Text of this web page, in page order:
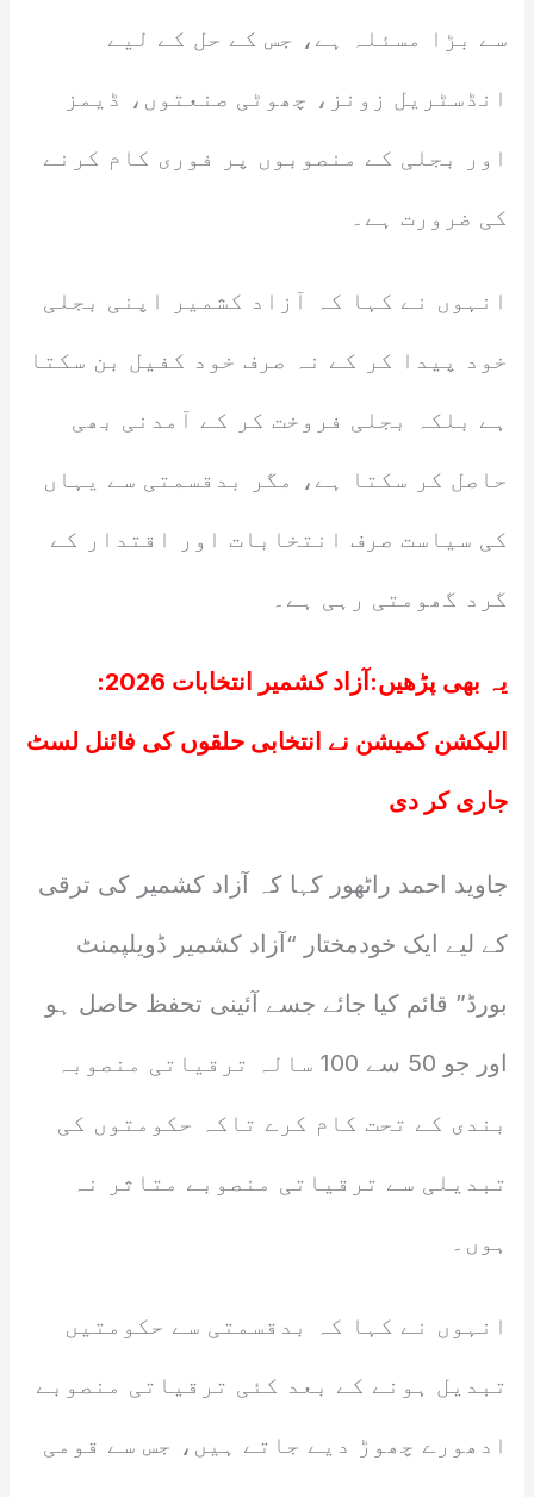
سے بڑا مسئلہ ہے، جس کے حل کے لیے
انڈسٹریل زونز، چھوٹی صنعتوں، ڈیمز
اور بجلی کے منصوبوں پر فوری کام کرنے
کی ضرورت ہے۔
انہوں نے کہا کہ آزاد کشمیر اپنی بجلی
خود پیدا کر کے نہ صرف خود کفیل بن سکتا
ہے بلکہ بجلی فروخت کر کے آمدنی بھی
حاصل کر سکتا ہے، مگر بدقسمتی سے یہاں
کی سیاست صرف انتخابات اور اقتدار کے
گرد گھومتی رہی ہے۔
یہ بھی پڑھیں: آزاد کشمیر انتخابات 2026:
الیکشن کمیشن نے انتخابی حلقوں کی فائنل لسٹ
جاری کر دی
جاوید احمد راٹھور کہا کہ آزاد کشمیر کی ترقی
کے لیے ایک خودمختار “آزاد کشمیر ڈویلپمنٹ
بورڈ” قائم کیا جائے جسے آئینی تحفظ حاصل ہو
اور جو 50 سے 100 سالہ ترقیاتی منصوبہ
بندی کے تحت کام کرے تاکہ حکومتوں کی
تبدیلی سے ترقیاتی منصوبے متاثر نہ
ہوں۔
انہوں نے کہا کہ بدقسمتی سے حکومتیں
تبدیل ہونے کے بعد کئی ترقیاتی منصوبے
ادھورے چھوڑ دیے جاتے ہیں، جس سے قومی